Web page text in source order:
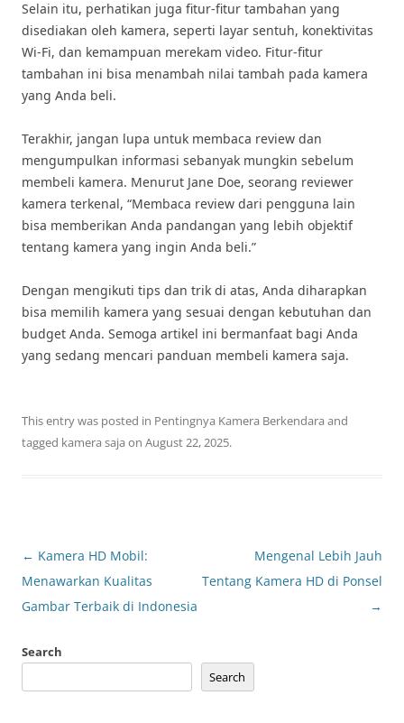
Selain itu, perhatikan juga fitur-fitur tambahan yang
disediakan oleh kamera, seperti layar sentuh, konektivitas
Wi-Fi, dan kemampuan merekam video. Fitur-fitur
tambahan ini bisa menambah nilai tambah pada kamera
yang Anda beli.
Terakhir, jangan lupa untuk membaca review dan
mengumpulkan informasi sebanyak mungkin sebelum
membeli kamera. Menurut Jane Doe, seorang reviewer
kamera terkenal, “Membaca review dari pengguna lain
bisa memberikan Anda pandangan yang lebih objektif
tentang kamera yang ingin Anda beli.”
Dengan mengikuti tips dan trik di atas, Anda diharapkan
bisa memilih kamera yang sesuai dengan kebutuhan dan
budget Anda. Semoga artikel ini bermanfaat bagi Anda
yang sedang mencari panduan membeli kamera saja.
This entry was posted in Pentingnya Kamera Berkendara and
tagged kamera saja on August 22, 2025.
Post
navigation
← Kamera HD Mobil:
Menawarkan Kualitas
Gambar Terbaik di Indonesia
Mengenal Lebih Jauh
Tentang Kamera HD di Ponsel
→
Search
Search